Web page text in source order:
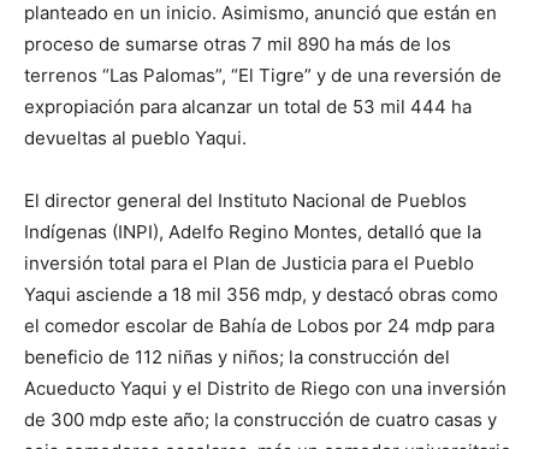
planteado en un inicio. Asimismo, anunció que están en
proceso de sumarse otras 7 mil 890 ha más de los
terrenos “Las Palomas”, “El Tigre” y de una reversión de
expropiación para alcanzar un total de 53 mil 444 ha
devueltas al pueblo Yaqui.
El director general del Instituto Nacional de Pueblos
Indígenas (INPI), Adelfo Regino Montes, detalló que la
inversión total para el Plan de Justicia para el Pueblo
Yaqui asciende a 18 mil 356 mdp, y destacó obras como
el comedor escolar de Bahía de Lobos por 24 mdp para
beneficio de 112 niñas y niños; la construcción del
Acueducto Yaqui y el Distrito de Riego con una inversión
de 300 mdp este año; la construcción de cuatro casas y